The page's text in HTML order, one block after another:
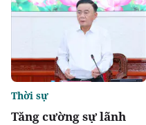
Tăng cường sự lãnh
Thời sự